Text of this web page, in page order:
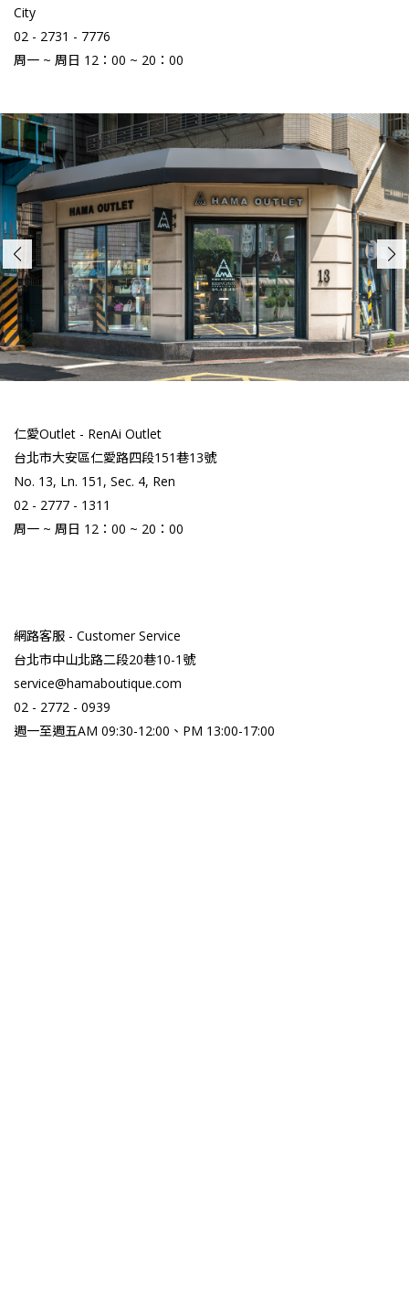
City
02 - 2731 - 7776
周一 ~ 周日 12：00 ~ 20：00
仁愛Outlet - RenAi Outlet
台北市大安區仁愛路四段151巷13號
No. 13, Ln. 151, Sec. 4, Ren
02 - 2777 - 1311
周一 ~ 周日 12：00 ~ 20：00
網路客服 - Customer Service
台北市中山北路二段20巷10-1號
service@hamaboutique.com
02 - 2772 - 0939
週一至週五AM 09:30-12:00、PM 13:00-17:00